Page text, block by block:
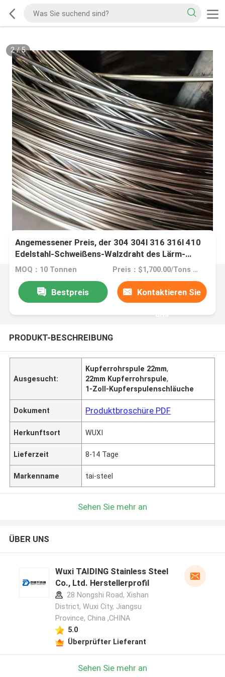
2/5
Angemessener Preis, der 304 304l 316 316l 410
Edelstahl-Schweißens-Walzdraht des Lärm-
0.5mm 0.75mm zieht
MOQ：10 Tonnen Preis：$1,700.00/Tons 10-99 Tons
Bestpreis Kontaktieren Sie
uns
PRODUKT-BESCHREIBUNG
Ausgesucht:
Kupferrohrspule 22mm,
22mm Kupferrohrspule,
1-Zoll-Kupferspulenschläuche
Dokument Produktbroschüre PDF
Herkunftsort WUXI
Lieferzeit 8-14 Tage
Markenname tai-steel
Sehen Sie mehr an
ÜBER UNS
Wuxi TAIDING Stainless Steel
Co., Ltd. Herstellerprofil
28 Nongshi Road, Xishan
District, Wuxi City, Jiangsu
Province, China ,CHINA
5.0
Überprüfter Lieferant
Sehen Sie mehr an